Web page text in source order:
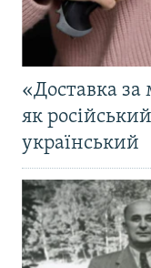
«Доставка за
як
український